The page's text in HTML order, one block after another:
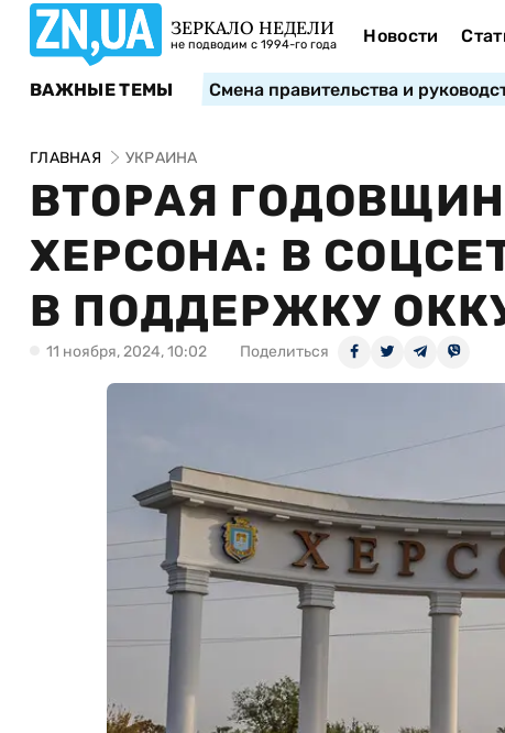
ЗЕРКАЛО НЕДЕЛИ
не подводим с 1994-го года Новости
ВАЖНЫЕ ТЕМЫ Смена правительства и
ГЛАВНАЯ УКРАИНА
ВТОРАЯ
ХЕРСОНА: В
В ПОДДЕРЖКУ
11 ноября, 2024, 10:02 Поделиться